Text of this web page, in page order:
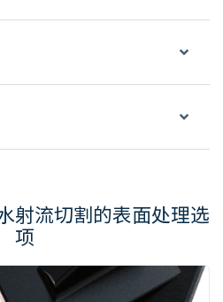
射流切割的表面处理选
项